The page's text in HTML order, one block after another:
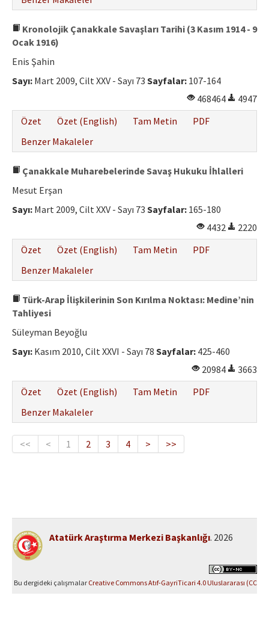
Kronolojik Çanakkale Savaşları Tarihi (3 Kasım 1914 - 9
Ocak 1916)
Enis Şahin
Sayı: Mart 2009, Cilt XXV - Sayı 73 Sayfalar: 107-164
468464
4947
Özet
Özet (English) Tam Metin
PDF
Benzer Makaleler
Çanakkale Muharebelerinde Savaş Hukuku İhlalleri
Mesut Erşan
Sayı: Mart 2009, Cilt XXV - Sayı 73 Sayfalar: 165-180
4432
2220
Özet
Özet (English) Tam Metin
PDF
Benzer Makaleler
Türk-Arap İlişkilerinin Son Kırılma Noktası: Medine’nin
Tahliyesi
Süleyman Beyoğlu
Sayı: Kasım 2010, Cilt XXVI - Sayı 78 Sayfalar: 425-460
20984
3663
Özet
Özet (English) Tam Metin
PDF
Benzer Makaleler
<< < 1 2 3 4 > >>
Atatürk Araştırma Merkezi Başkanlığı. 2026
Bu dergideki çalışmalar Creative Commons Atıf-GayriTicari 4.0 Uluslararası (CC